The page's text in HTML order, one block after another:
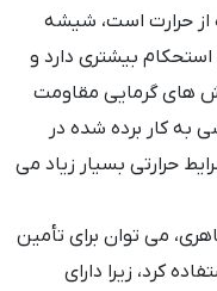
از حرارت است، شیشه
بیشتری دارد و
های گرمایی مقاومت
به کار برده شده در
حرارتی بسیار زیاد می
می توان برای تأمین
کرد، زیرا دارای